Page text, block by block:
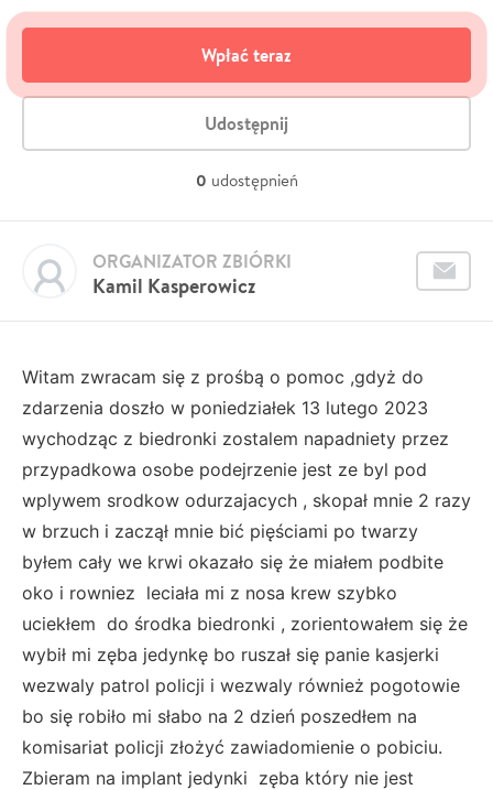
Wpłać teraz
Udostępnij
0 udostępnień
Kamil Kasperowicz
ORGANIZATOR ZBIÓRKI
Witam zwracam się z prośbą o pomoc ,gdyż do
zdarzenia doszło w poniedziałek 13 lutego 2023
wychodząc z biedronki zostalem napadniety przez
przypadkowa osobe podejrzenie jest ze byl pod
wplywem srodkow odurzajacych , skopał mnie 2 razy
w brzuch i zaczął mnie bić pięściami po twarzy
byłem cały we krwi okazało się że miałem podbite
oko i rowniez leciała mi z nosa krew szybko
uciekłem do środka biedronki , zorientowałem się że
wybił mi zęba jedynkę bo ruszał się panie kasjerki
wezwaly patrol policji i wezwaly również pogotowie
bo się robiło mi słabo na 2 dzień poszedłem na
komisariat policji złożyć zawiadomienie o pobiciu.
Zbieram na implant jedynki zęba który nie jest